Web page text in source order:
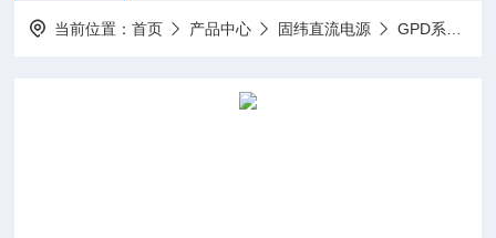
当前位置：首页 产品中心 固纬直流电源 GPD系列（线性）可编程多通道直流电源